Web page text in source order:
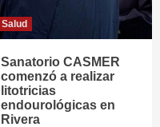
Salud
Sanatorio CASMER
comenzó a realizar
litotricias
endourológicas en
Rivera